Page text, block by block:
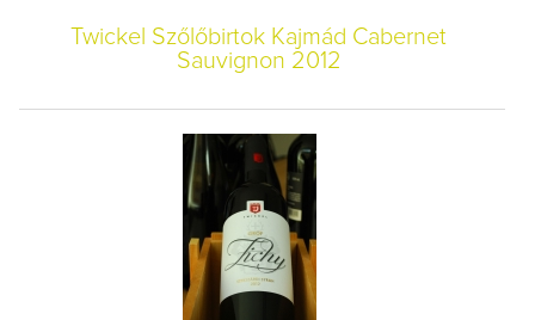
Twickel Szőlőbirtok Kajmád Cabernet
Sauvignon 2012